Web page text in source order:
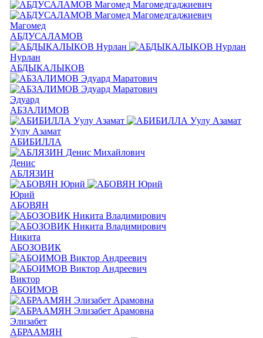
Магомед
АБДУСАЛАМОВ
Нурлан
АБДЫКАЛЫКОВ
Эдуард
АБЗАЛИМОВ
Уулу Азамат
АБИБИЛЛА
Денис
АБЛЯЗИН
Юрий
АБОВЯН
Никита
АБОЗОВИК
Виктор
АБОИМОВ
Элизабет
АБРААМЯН